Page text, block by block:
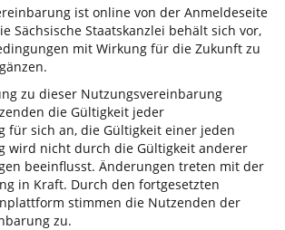
ist online von der Anmeldeseite
Sächsische Staatskanzlei behält sich vor,
mit Wirkung für die Zukunft zu
zu dieser Nutzungsvereinbarung
die Gültigkeit jeder
für sich an, die Gültigkeit einer jeden
wird nicht durch die Gültigkeit anderer
beeinflusst. Änderungen treten mit der
in Kraft. Durch den fortgesetzten
stimmen die Nutzenden der
zu.